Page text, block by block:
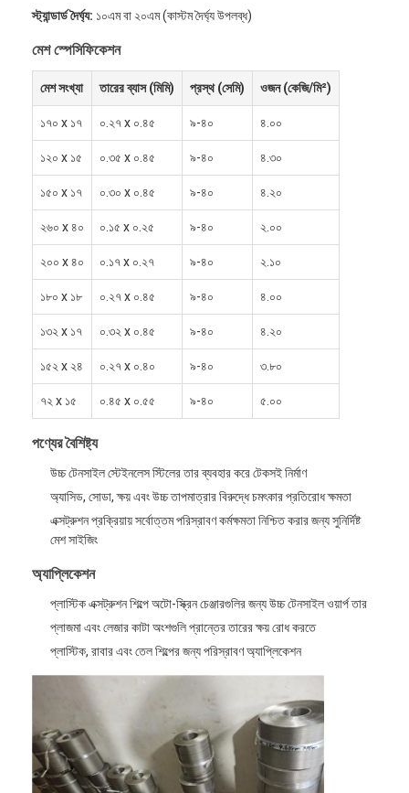
পণ্য
আমাদের সম্পর্কে
স্ট্যান্ডার্ড দৈর্ঘ্য: ১০এম বা ২০এম (কাস্টম দৈর্ঘ্য উপলব্ধ)
মেশ স্পেসিফিকেশন
মেশ সংখ্যা তারের ব্যাস (মিমি) প্রস্থ (সেমি) ওজন (কেজি/মি²)
১৭০ x ১৭ ০.২৭ x ০.৪৫ ৯-৪০ ৪.০০
১২০ x ১৫ ০.৩৫ x ০.৪৫ ৯-৪০ ৪.৩০
১৫০ x ১৭ ০.৩০ x ০.৪৫ ৯-৪০ ৪.২০
২৬০ x ৪০ ০.১৫ x ০.২৫ ৯-৪০ ২.০০
২০০ x ৪০ ০.১৭ x ০.২৭ ৯-৪০ ২.১০
১৮০ x ১৮ ০.২৭ x ০.৪৫ ৯-৪০ ৪.০০
১৩২ x ১৭ ০.৩২ x ০.৪৫ ৯-৪০ ৪.২০
১৫২ x ২৪ ০.২৭ x ০.৪০ ৯-৪০ ৩.৮০
৭২ x ১৫ ০.৪৫ x ০.৫৫ ৯-৪০ ৫.০০
পণ্যের বৈশিষ্ট্য
উচ্চ টেনসাইল স্টেইনলেস স্টিলের তার ব্যবহার করে টেকসই নির্মাণ
অ্যাসিড, সোডা, ক্ষয় এবং উচ্চ তাপমাত্রার বিরুদ্ধে চমৎকার প্রতিরোধ ক্ষমতা
এক্সট্রুশন প্রক্রিয়ায় সর্বোত্তম পরিস্রাবণ কর্মক্ষমতা নিশ্চিত করার জন্য সুনির্দিষ্ট
মেশ সাইজিং
অ্যাপ্লিকেশন
প্লাস্টিক এক্সট্রুশন শিল্পে অটো-স্ক্রিন চেঞ্জারগুলির জন্য উচ্চ টেনসাইল ওয়ার্প তার
প্লাজমা এবং লেজার কাটা অংশগুলি প্রান্তের তারের ক্ষয় রোধ করতে
প্লাস্টিক, রাবার এবং তেল শিল্পের জন্য পরিস্রাবণ অ্যাপ্লিকেশন